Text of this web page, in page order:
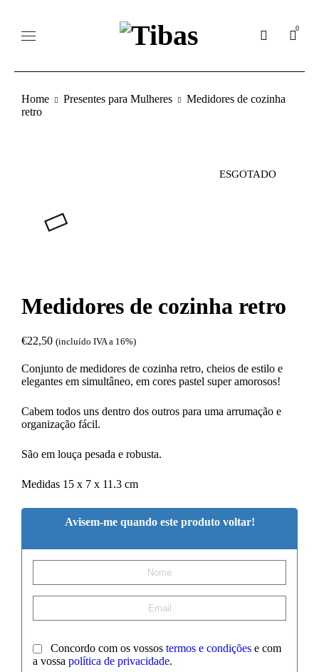
0
Home Presentes para Mulheres
Medidores de cozinha
retro
ESGOTADO
Medidores de cozinha retro
€22,50 (incluído IVA a 16%)
Conjunto de medidores de cozinha retro, cheios de estilo e
elegantes em simultâneo, em cores pastel super amorosos!
Cabem todos uns dentro dos outros para uma arrumação e
organização fácil.
São em louça pesada e robusta.
Medidas 15 x 7 x 11.3 cm
Avisem-me quando este produto voltar!
Concordo com os vossos termos e condições e com
a vossa política de privacidade.